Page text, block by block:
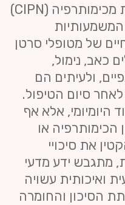
נוירופתיה פריפרית הנגרמת מכימותרפיה (CIPN)
של מטופלי סרטן
כאב, נימול,
ולעיתים הם
סיום הטיפול.
היומיומי, אלא אף
הכימותרפיה או
את סיכויי
מתגבש ידע מדעי
ואיכותית עשויה
הסיכון והחומרה